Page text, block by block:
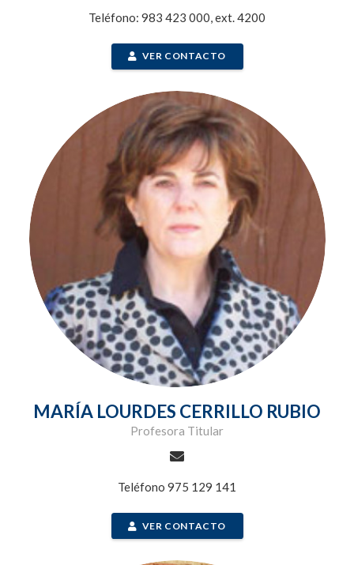
Teléfono: 983 423 000, ext. 4200
VER CONTACTO
MARÍA LOURDES CERRILLO RUBIO
Profesora Titular
Teléfono 975 129 141
VER CONTACTO